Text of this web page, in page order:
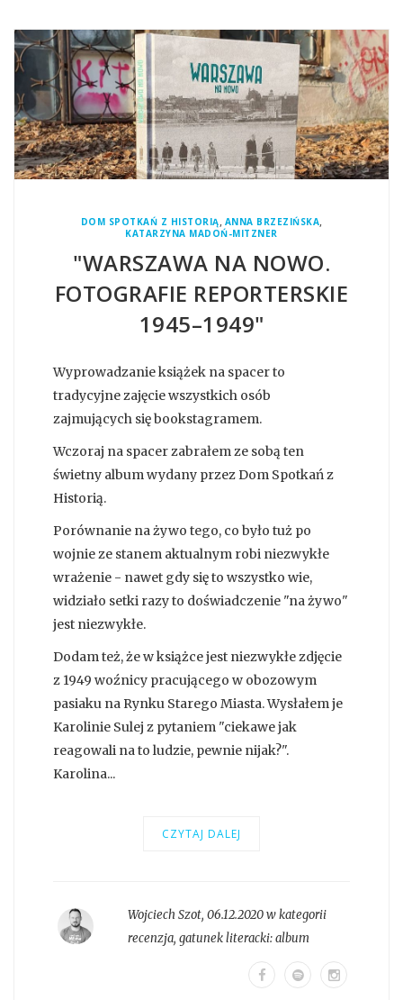
DOM SPOTKAŃ Z HISTORIĄ, ANNA BRZEZIŃSKA,
KATARZYNA MADOŃ-MITZNER
"WARSZAWA NA NOWO.
FOTOGRAFIE REPORTERSKIE
1945–1949"
Wyprowadzanie książek na spacer to
tradycyjne zajęcie wszystkich osób
zajmujących się bookstagramem.
Wczoraj na spacer zabrałem ze sobą ten
świetny album wydany przez Dom Spotkań z
Historią.
Porównanie na żywo tego, co było tuż po
wojnie ze stanem aktualnym robi niezwykłe
wrażenie - nawet gdy się to wszystko wie,
widziało setki razy to doświadczenie "na żywo"
jest niezwykłe.
Dodam też, że w książce jest niezwykłe zdjęcie
z 1949 woźnicy pracującego w obozowym
pasiaku na Rynku Starego Miasta. Wysłałem je
Karolinie Sulej z pytaniem "ciekawe jak
reagowali na to ludzie, pewnie nijak?".
Karolina...
CZYTAJ DALEJ
Wojciech Szot, 06.12.2020 w kategorii
recenzja, gatunek literacki:album